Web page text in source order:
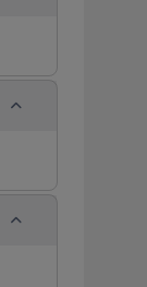
축소
축소